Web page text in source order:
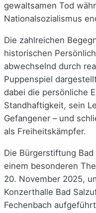
gewaltsamen Tod
Nationalsozialismus
Die zahlreichen
historischen
abwechselnd durch
Puppenspiel
dabei die persönliche
Standhaftigkeit, sein
Gefangener – und
als Freiheitskämpfer.
Die Bürgerstiftung
einem besonderen
20. November 2025,
Konzerthalle Bad
Fechenbach